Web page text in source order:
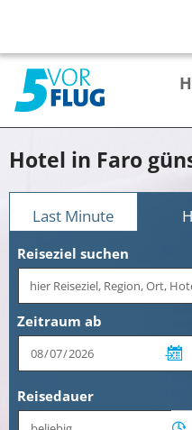
Hotel in Faro
Last Minute
Reiseziel suchen
Zeitraum ab
Reisedauer